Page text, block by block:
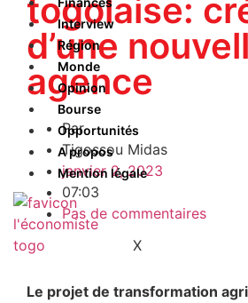
Interview
Région
Monde
Opinion
Bourse
Opportunités
A propos
Mention légale
X
togolaise:
d’une
agence
Par
Tigossou Midas
janvier 2, 2023
07:03
Pas de commentaires
Le projet de transformation